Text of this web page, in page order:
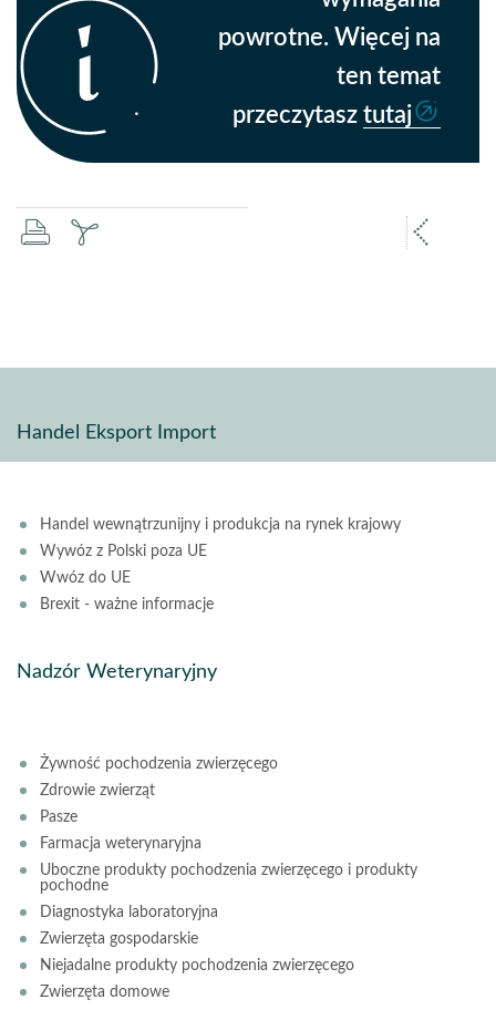
powrotne. Więcej na
ten temat
przeczytasz tutaj
drukujzapisz
Handel Eksport Import
Handel wewnątrzunijny i produkcja na rynek krajowy
Wywóz z Polski poza UE
Wwóz do UE
Brexit - ważne informacje
Nadzór Weterynaryjny
Żywność pochodzenia zwierzęcego
Zdrowie zwierząt
Pasze
Farmacja weterynaryjna
Uboczne produkty pochodzenia zwierzęcego i produkty
pochodne
Diagnostyka laboratoryjna
Zwierzęta gospodarskie
Niejadalne produkty pochodzenia zwierzęcego
Zwierzęta domowe